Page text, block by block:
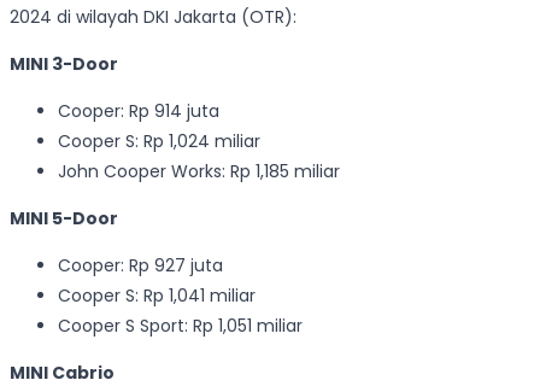
2024 di wilayah DKI Jakarta (OTR):
MINI 3-Door
Cooper: Rp 914 juta
Cooper S: Rp 1,024 miliar
John Cooper Works: Rp 1,185 miliar
MINI 5-Door
Cooper: Rp 927 juta
Cooper S: Rp 1,041 miliar
Cooper S Sport: Rp 1,051 miliar
MINI Cabrio